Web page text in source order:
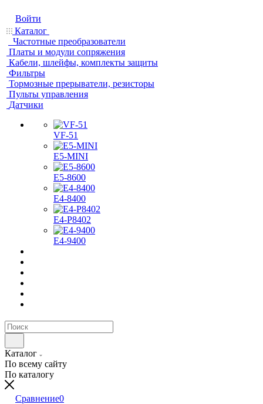
Войти
Каталог
Частотные преобразователи
Платы и модули сопряжения
Кабели, шлейфы, комплекты защиты
Фильтры
Тормозные прерыватели, резисторы
Пульты управления
Датчики
VF-51
E5-MINI
Е5-8600
E4-8400
Е4-P8402
Е4-9400
Каталог
По всему сайту
По каталогу
Сравнение0